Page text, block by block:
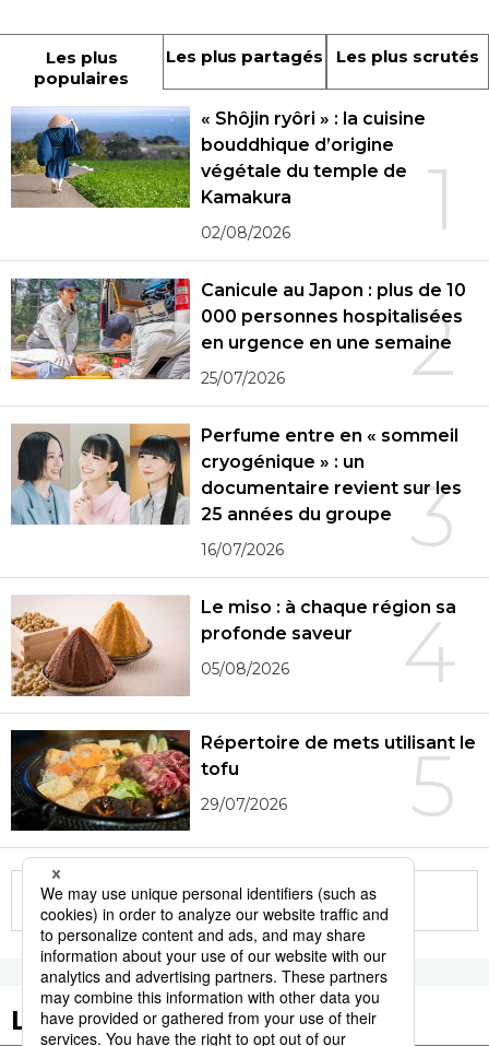
Les plus
populaires
Les plus partagés Les plus scrutés
1
« Shôjin ryôri » : la cuisine
bouddhique d’origine
végétale du temple de
Kamakura
02/08/2026
2
Canicule au Japon : plus de 10
000 personnes hospitalisées
en urgence en une semaine
25/07/2026
3
Perfume entre en « sommeil
cryogénique » : un
documentaire revient sur les
25 années du groupe
16/07/2026
4
Le miso : à chaque région sa
profonde saveur
05/08/2026
5
Répertoire de mets utilisant le
tofu
29/07/2026
More in this series
Les tags populaires